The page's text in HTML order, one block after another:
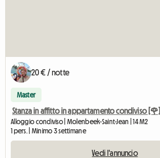
20 € / notte
Master
Stanza in affitto in appartamento condiviso [🌹]
Alloggio condiviso | Molenbeek-Saint-Jean | 14 M2
1 pers. | Minimo 3 settimane
Vedi l'annuncio